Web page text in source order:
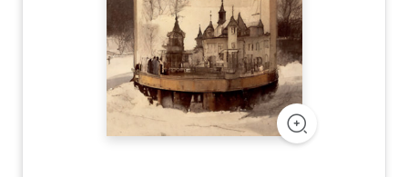
Szótár, nyelvkönyv
Tankönyv, segédkönyv
Társadalomtudomány
Természettudomány